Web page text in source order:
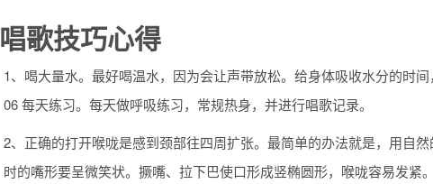
唱歌技巧心得
1、喝大量水。最好喝温水，因为会让声带放松。给身体吸收水分的时
06 每天练习。每天做呼吸练习，常规热身，并进行唱歌记录。
2、正确的打开喉咙是感到颈部往四周扩张。最简单的办法就是，用自
时的嘴形要呈微笑状。撅嘴、拉下巴使口形成竖椭圆形，喉咙容易发紧。